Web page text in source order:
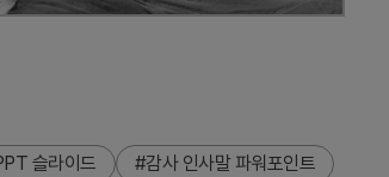
슬라이드
#감사 인사말 파워포인트